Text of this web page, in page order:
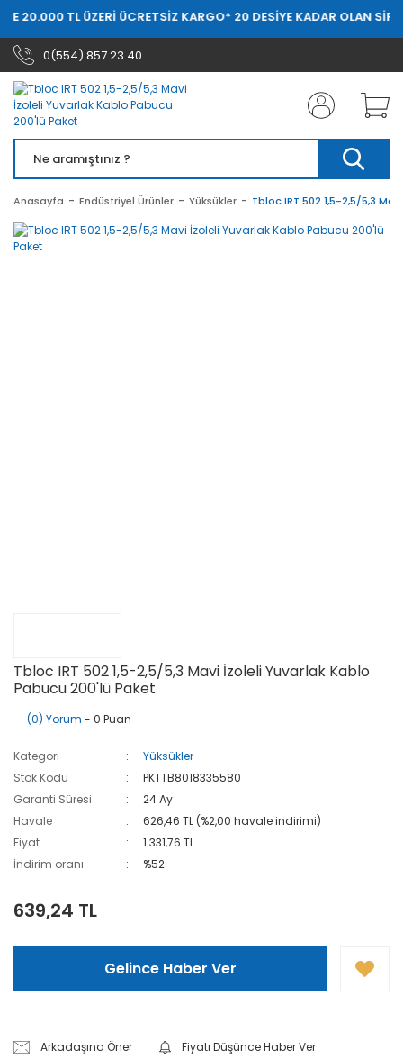
20.000 TL ÜZERİ ÜCRETSİZ KARGO* 20 DESİYE KADAR OLAN
0(554) 857 23 40
Anasayfa Endüstriyel Ürünler Yüksükler Tbloc IRT 502 1,5-2,5/5,3
Tbloc IRT 502 1,5-2,5/5,3 Mavi İzoleli Yuvarlak Kablo
Pabucu 200'lü Paket
(0) Yorum - 0 Puan
Kategori
Yüksükler
Stok Kodu
PKTTB8018335580
Garanti Süresi
24 Ay
Havale
626,46 TL (%2,00 havale indirimi)
Fiyat
1.331,76 TL
İndirim oranı
%52
639,24 TL
Gelince Haber Ver
Arkadaşına Öner
Fiyatı Düşünce Haber Ver